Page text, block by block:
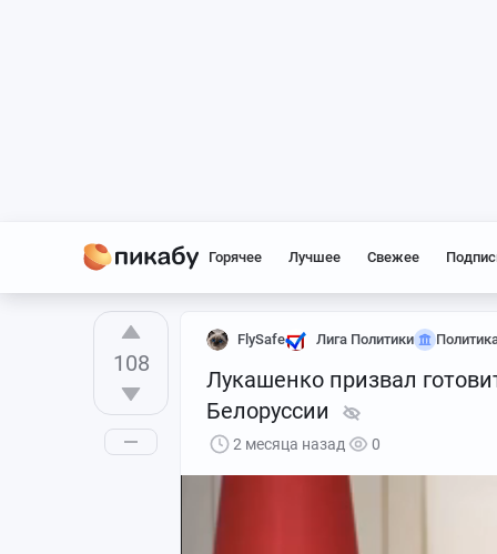
Горячее Лучшее Свежее
108
FlySafe Лига Политики
Лукашенко призвал
Белоруссии
2 месяца назад 0